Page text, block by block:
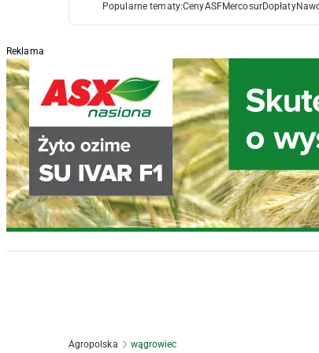
Popularne tematy:CenyASFMercosurDopłaty
Reklama
Agropolska wągrowiec